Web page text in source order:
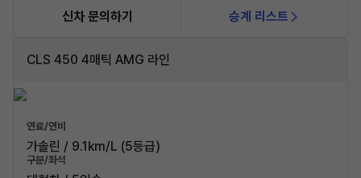
신차 문의하기 승계 리스트
CLS 450 4매틱 AMG 라인
연료/연비
가솔린 / 9.1km/L (5등급)
구분/좌석